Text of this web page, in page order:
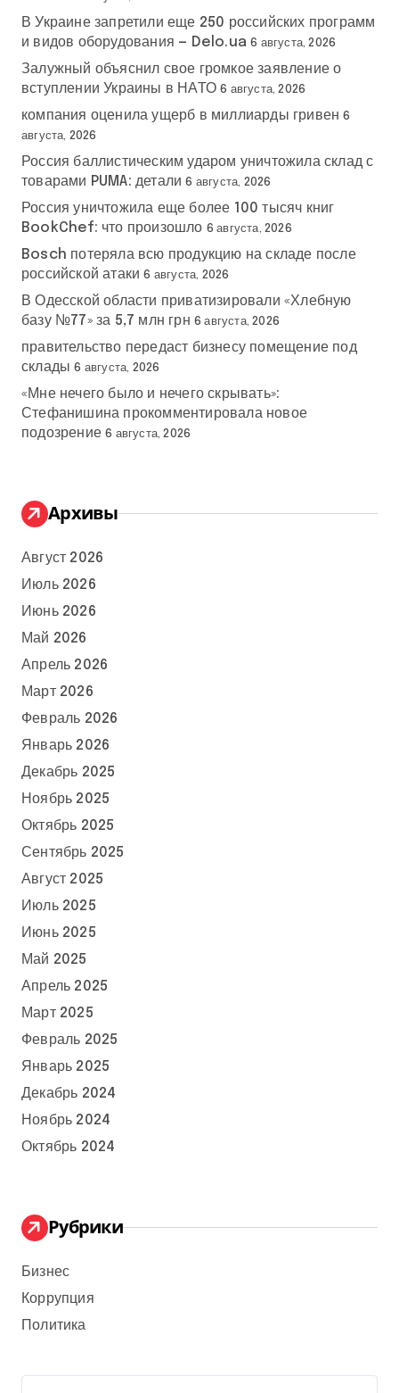
В Украине запретили еще 250 российских программ
и видов оборудования — Delo.ua 6 августа, 2026
Залужный объяснил свое громкое заявление о
вступлении Украины в НАТО 6 августа, 2026
компания оценила ущерб в миллиарды гривен 6
августа, 2026
Россия баллистическим ударом уничтожила склад с
товарами PUMA: детали 6 августа, 2026
Россия уничтожила еще более 100 тысяч книг
BookChef: что произошло 6 августа, 2026
Bosch потеряла всю продукцию на складе после
российской атаки 6 августа, 2026
В Одесской области приватизировали «Хлебную
базу №77» за 5,7 млн грн 6 августа, 2026
правительство передаст бизнесу помещение под
склады 6 августа, 2026
«Мне нечего было и нечего скрывать»:
Стефанишина прокомментировала новое
подозрение 6 августа, 2026
Архивы
Август 2026
Июль 2026
Июнь 2026
Май 2026
Апрель 2026
Март 2026
Февраль 2026
Январь 2026
Декабрь 2025
Ноябрь 2025
Октябрь 2025
Сентябрь 2025
Август 2025
Июль 2025
Июнь 2025
Май 2025
Апрель 2025
Март 2025
Февраль 2025
Январь 2025
Декабрь 2024
Ноябрь 2024
Октябрь 2024
Рубрики
Бизнес
Коррупция
Политика